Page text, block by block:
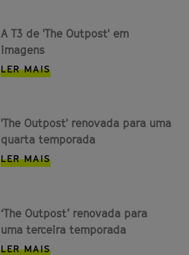
A T3 de 'The Outpost' em
imagens
LER MAIS
'The Outpost' renovada para uma
quarta temporada
LER MAIS
‘The Outpost’ renovada para
uma terceira temporada
LER MAIS